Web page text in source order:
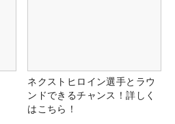
ネクストヒロイン選手とラウ
ンドできるチャンス！詳しく
はこちら！